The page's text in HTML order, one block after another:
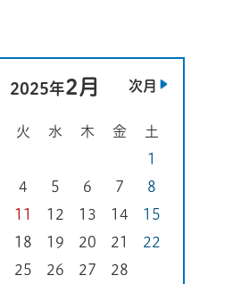
2025年2月 次月
火 水 木 金
土
1
4 5 6 7
8
11 12 13 14
15
18 19 20 21
22
25 26 27 28